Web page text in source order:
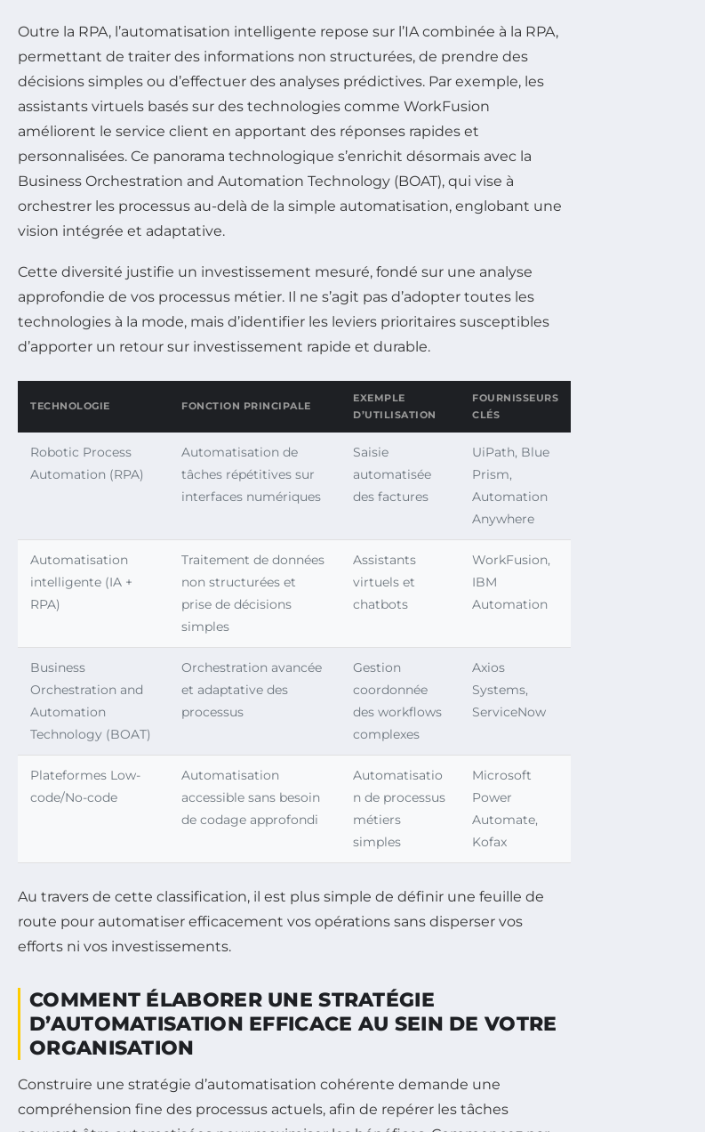
Outre la RPA, l’automatisation intelligente repose sur l’IA combinée à la RPA,
permettant de traiter des informations non structurées, de prendre des
décisions simples ou d’effectuer des analyses prédictives. Par exemple, les
assistants virtuels basés sur des technologies comme WorkFusion
améliorent le service client en apportant des réponses rapides et
personnalisées. Ce panorama technologique s’enrichit désormais avec la
Business Orchestration and Automation Technology (BOAT), qui vise à
orchestrer les processus au-delà de la simple automatisation, englobant une
vision intégrée et adaptative.
Cette diversité justifie un investissement mesuré, fondé sur une analyse
approfondie de vos processus métier. Il ne s’agit pas d’adopter toutes les
technologies à la mode, mais d’identifier les leviers prioritaires susceptibles
d’apporter un retour sur investissement rapide et durable.
TECHNOLOGIE FONCTION PRINCIPALE
EXEMPLE
D’UTILISATION
FOURNISSEURS
CLÉS
Robotic Process
Automation (RPA)
Automatisation de
tâches répétitives sur
interfaces numériques
Saisie
automatisée
des factures
UiPath, Blue
Prism,
Automation
Anywhere
Automatisation
intelligente (IA +
RPA)
Traitement de données
non structurées et
prise de décisions
simples
Assistants
virtuels et
chatbots
WorkFusion,
IBM
Automation
Business
Orchestration and
Automation
Technology (BOAT)
Orchestration avancée
et adaptative des
processus
Gestion
coordonnée
des workflows
complexes
Axios
Systems,
ServiceNow
Plateformes Low-
code/No-code
Automatisation
accessible sans besoin
de codage approfondi
Automatisatio
n de processus
métiers
simples
Microsoft
Power
Automate,
Kofax
Au travers de cette classification, il est plus simple de définir une feuille de
route pour automatiser efficacement vos opérations sans disperser vos
efforts ni vos investissements.
COMMENT ÉLABORER UNE STRATÉGIE
D’AUTOMATISATION EFFICACE AU SEIN DE VOTRE
ORGANISATION
Construire une stratégie d’automatisation cohérente demande une
compréhension fine des processus actuels, afin de repérer les tâches